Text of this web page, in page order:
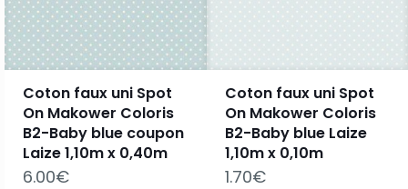
Coton faux uni Spot
On Makower Coloris
B2-Baby blue coupon
Laize 1,10m x 0,40m
6.00€
Coton faux uni Spot
On Makower Coloris
B2-Baby blue Laize
1,10m x 0,10m
1.70€